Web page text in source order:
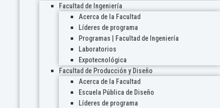
Facultad de Ingeniería
Acerca de la Facultad
Líderes de programa
Programas | Facultad de Ingeniería
Laboratorios
Expotecnológica
Facultad de Producción y Diseño
Acerca de la Facultad
Escuela Pública de Diseño
Líderes de programa